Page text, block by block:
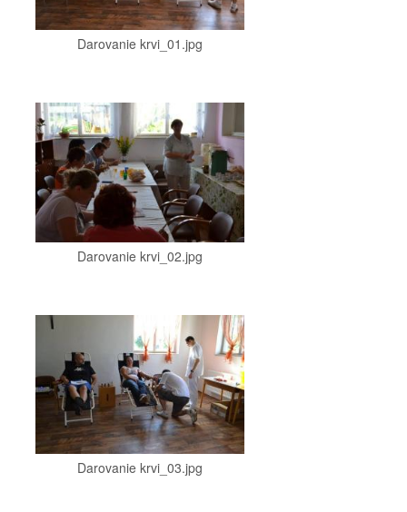
Darovanie krvi_01.jpg
Darovanie krvi_02.jpg
Darovanie krvi_03.jpg